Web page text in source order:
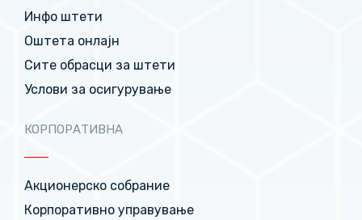
Инфо штети
Оштета онлајн
Сите обрасци за штети
Услови за осигурување
КОРПОРАТИВНА
Акционерско собрание
Корпоративно управување